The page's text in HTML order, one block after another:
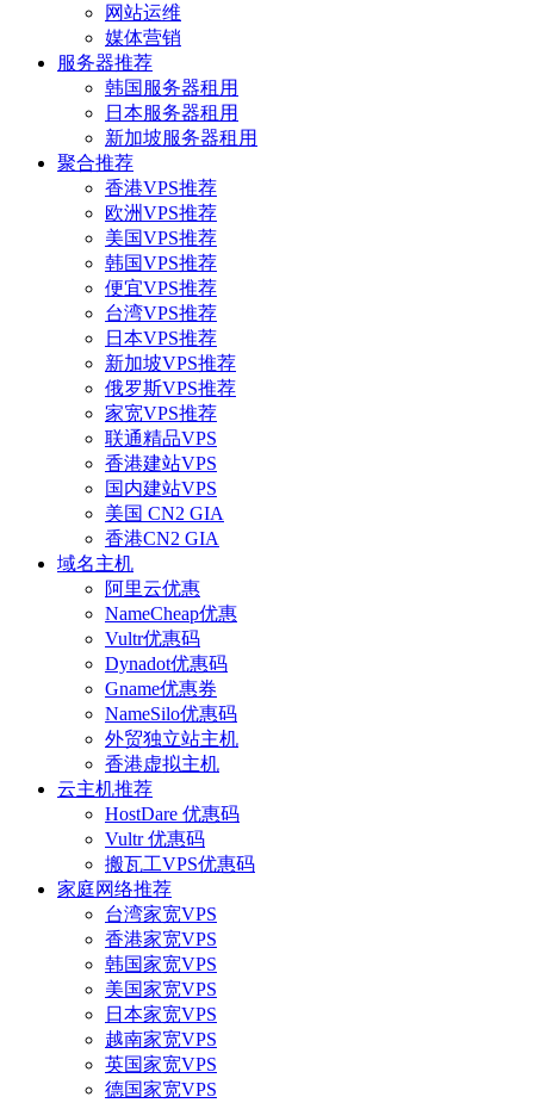
网站运维
媒体营销
服务器推荐
韩国服务器租用
日本服务器租用
新加坡服务器租用
聚合推荐
香港VPS推荐
欧洲VPS推荐
美国VPS推荐
韩国VPS推荐
便宜VPS推荐
台湾VPS推荐
日本VPS推荐
新加坡VPS推荐
俄罗斯VPS推荐
家宽VPS推荐
联通精品VPS
香港建站VPS
国内建站VPS
美国 CN2 GIA
香港CN2 GIA
域名主机
阿里云优惠
NameCheap优惠
Vultr优惠码
Dynadot优惠码
Gname优惠券
NameSilo优惠码
外贸独立站主机
香港虚拟主机
云主机推荐
HostDare 优惠码
Vultr 优惠码
搬瓦工VPS优惠码
家庭网络推荐
台湾家宽VPS
香港家宽VPS
韩国家宽VPS
美国家宽VPS
日本家宽VPS
越南家宽VPS
英国家宽VPS
德国家宽VPS